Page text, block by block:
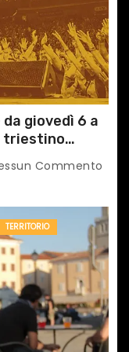
da giovedì 6 a
triestino
Commento
TERRITORIO